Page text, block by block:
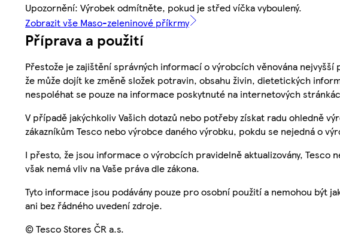
Upozornění: Výrobek odmítněte, pokud je střed víčka vyboulený.
Zobrazit vše Maso-zeleninové příkrmy
Příprava a použití
Přestože je zajištění správných informací o výrobcích věnována
že může dojít ke změně složek potravin, obsahu živin, dietetických
nespoléhat se pouze na informace poskytnuté na internetových
V případě jakýchkoliv Vašich dotazů nebo potřeby získat radu ohledně
zákazníkům Tesco nebo výrobce daného výrobku, pokdu se nejedná o
I přesto, že jsou informace o výrobcích pravidelně aktualizovány,
však nemá vliv na Vaše práva dle zákona.
Tyto informace jsou podávány pouze pro osobní použití a nemohou být
ani bez řádného uvedení zdroje.
© Tesco Stores ČR a.s.